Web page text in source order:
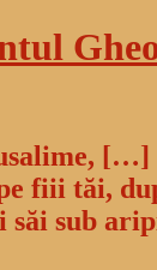
[…]
fiii tăi,
săi sub